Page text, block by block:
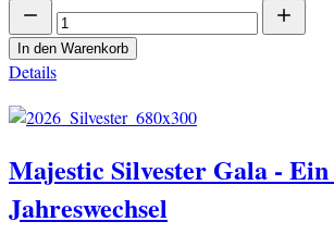
In den Warenkorb
Details
Majestic Silvester Gala -
Jahreswechsel